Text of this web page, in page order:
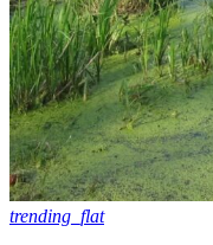
trending_flat